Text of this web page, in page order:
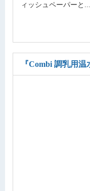
ィッシュペーパーと...
『Combi 調乳用温